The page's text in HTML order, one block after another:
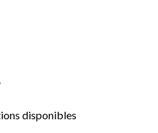
disponibles